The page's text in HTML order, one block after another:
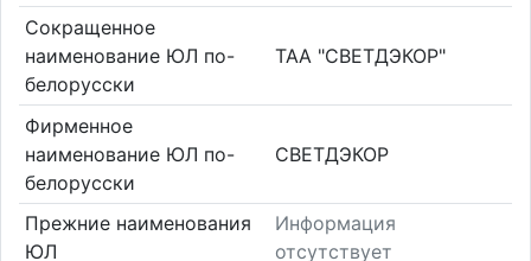
Сокращенное
наименование ЮЛ по-
белорусски
ТАА "СВЕТДЭКОР"
Фирменное
наименование ЮЛ по-
белорусски
СВЕТДЭКОР
Прежние наименования
ЮЛ
Информация
отсутствует